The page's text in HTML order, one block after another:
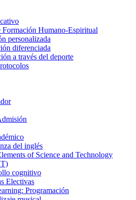
Formación Humano-Espiritual
personalizada
diferenciada
a través del deporte
del inglés
of Science and Technology
cognitivo
Electivas
Programación